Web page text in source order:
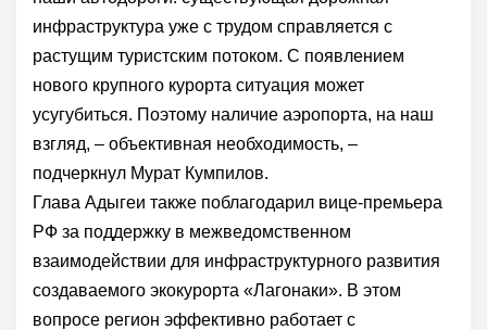
инфраструктура уже с трудом справляется с
растущим туристским потоком. С появлением
нового крупного курорта ситуация может
усугубиться. Поэтому наличие аэропорта, на наш
взгляд, – объективная необходимость, –
подчеркнул Мурат Кумпилов.
Глава Адыгеи также поблагодарил вице-премьера
РФ за поддержку в межведомственном
взаимодействии для инфраструктурного развития
создаваемого экокурорта «Лагонаки». В этом
вопросе регион эффективно работает с